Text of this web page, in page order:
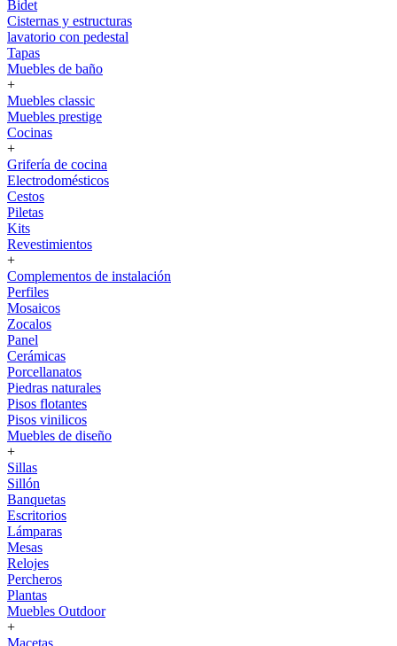
Bidet
Cisternas y estructuras
lavatorio con pedestal
Tapas
Muebles de baño
+
Muebles classic
Muebles prestige
Cocinas
+
Grifería de cocina
Electrodomésticos
Cestos
Piletas
Kits
Revestimientos
+
Complementos de instalación
Perfiles
Mosaicos
Zocalos
Panel
Cerámicas
Porcellanatos
Piedras naturales
Pisos flotantes
Pisos vinilicos
Muebles de diseño
+
Sillas
Sillón
Banquetas
Escritorios
Lámparas
Mesas
Relojes
Percheros
Plantas
Muebles Outdoor
+
Macetas